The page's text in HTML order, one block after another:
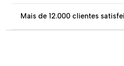
Mais de 12.000 clientes